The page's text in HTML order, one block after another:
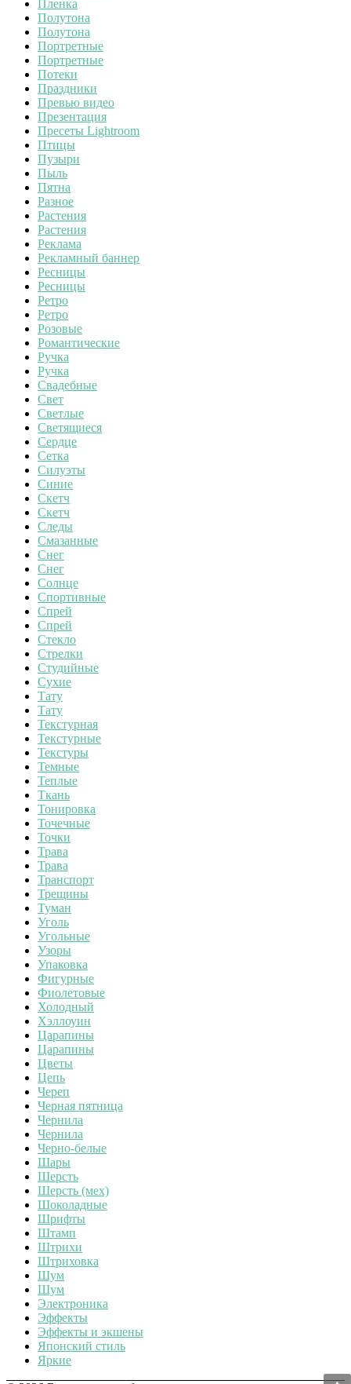
Пленка
Полутона
Полутона
Портретные
Портретные
Потеки
Праздники
Превью видео
Презентация
Пресеты Lightroom
Птицы
Пузыри
Пыль
Пятна
Разное
Растения
Растения
Реклама
Рекламный баннер
Ресницы
Ресницы
Ретро
Ретро
Розовые
Романтические
Ручка
Ручка
Свадебные
Свет
Светлые
Светящиеся
Сердце
Сетка
Силуэты
Синие
Скетч
Скетч
Следы
Смазанные
Снег
Снег
Солнце
Спортивные
Спрей
Спрей
Стекло
Стрелки
Студийные
Сухие
Тату
Тату
Текстурная
Текстурные
Текстуры
Темные
Теплые
Ткань
Тонировка
Точечные
Точки
Трава
Трава
Транспорт
Трещины
Туман
Уголь
Угольные
Узоры
Упаковка
Фигурные
Фиолетовые
Холодный
Хэллоуин
Царапины
Царапины
Цветы
Цепь
Череп
Черная пятница
Чернила
Чернила
Черно-белые
Шары
Шерсть
Шерсть (мех)
Шоколадные
Шрифты
Штамп
Штрихи
Штриховка
Шум
Шум
Электроника
Эффекты
Эффекты и экшены
Японский стиль
Яркие